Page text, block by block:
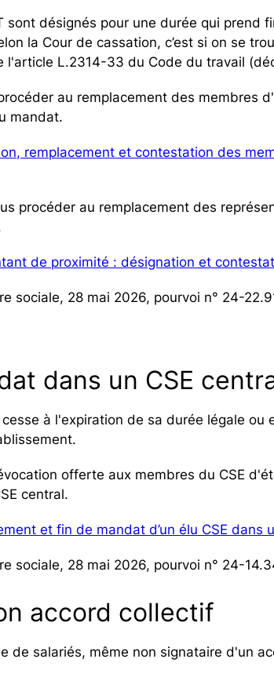
sont désignés pour une durée qui prend
la Cour de cassation, c’est si on se
l'article L.2314-33 du Code du travail
au remplacement des membres
mandat.
remplacement et contestation des
procéder au remplacement des
de proximité : désignation et
sociale, 28 mai 2026, pourvoi n° 24-
dans un CSE
à l'expiration de sa durée légale ou
offerte aux membres du CSE
central.
et fin de mandat d’un élu CSE dans
sociale, 28 mai 2026, pourvoi n° 24-
accord collectif
de salariés, même non signataire d'un